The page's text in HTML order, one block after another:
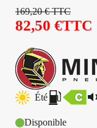
169,20€TTC
82,50 €TTC
Été
Disponible